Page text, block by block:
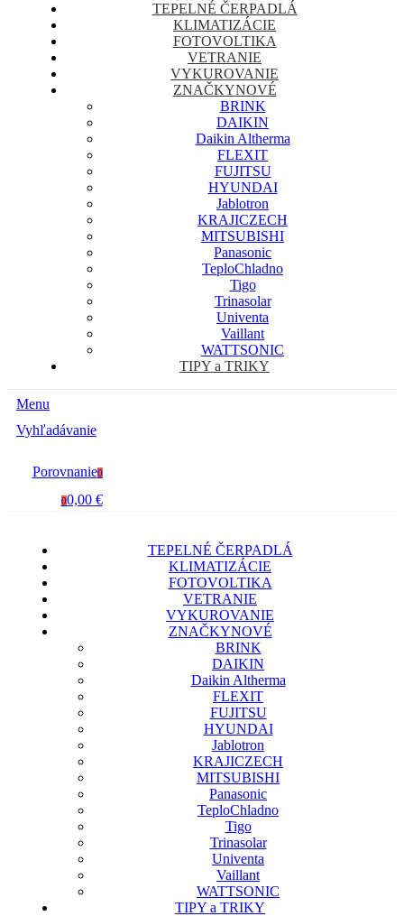
TEPELNÉ ČERPADLÁ
KLIMATIZÁCIE
FOTOVOLTIKA
VETRANIE
VYKUROVANIE
ZNAČKYNOVÉ
BRINK
DAIKIN
Daikin Altherma
FLEXIT
FUJITSU
HYUNDAI
Jablotron
KRAJICZECH
MITSUBISHI
Panasonic
TeploChladno
Tigo
Trinasolar
Univenta
Vaillant
WATTSONIC
TIPY a TRIKY
Menu
Vyhľadávanie
Porovnanie0
00,00 €
TEPELNÉ ČERPADLÁ
KLIMATIZÁCIE
FOTOVOLTIKA
VETRANIE
VYKUROVANIE
ZNAČKYNOVÉ
BRINK
DAIKIN
Daikin Altherma
FLEXIT
FUJITSU
HYUNDAI
Jablotron
KRAJICZECH
MITSUBISHI
Panasonic
TeploChladno
Tigo
Trinasolar
Univenta
Vaillant
WATTSONIC
TIPY a TRIKY